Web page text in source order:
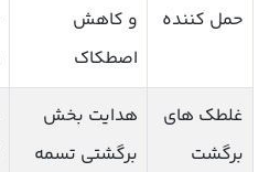
حمل کننده
و کاهش
اصطکاک
غلطک های
برگشت
هدایت بخش
برگشتی تسمه